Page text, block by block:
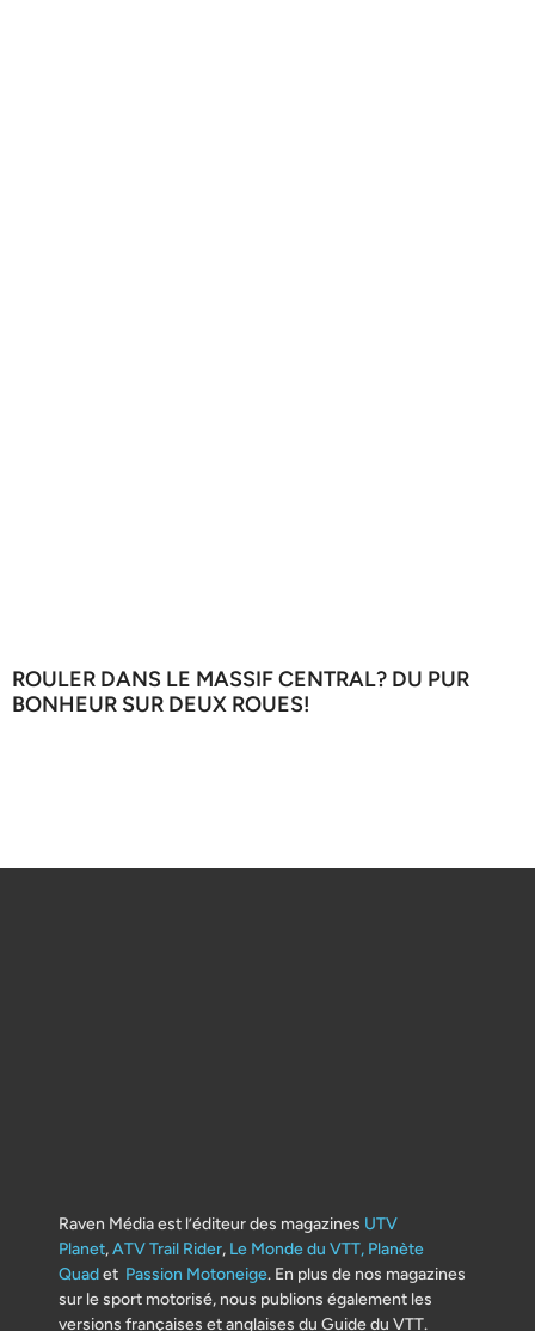
ROULER DANS LE MASSIF CENTRAL? DU PUR
BONHEUR SUR DEUX ROUES!
Raven Média est l’éditeur des magazines UTV
Planet,ATV Trail Rider, Le Monde du VTT, Planète
Quadet Passion Motoneige. En plus de nos magazines
sur le sport motorisé, nous publions également les
versions françaises et anglaises du Guide du VTT.